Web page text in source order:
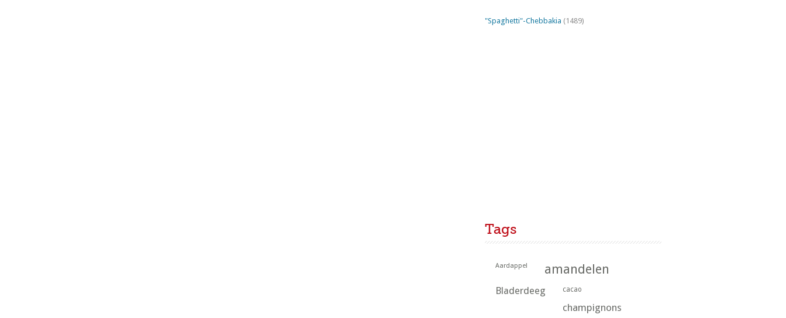
"Spaghetti"-Chebbakia (1489)
Tags
Aardappel amandelen
Bladerdeeg cacao
champignons